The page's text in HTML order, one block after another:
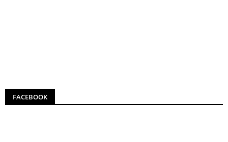
FACEBOOK